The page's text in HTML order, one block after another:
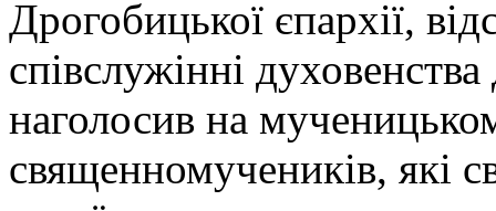
Дрогобицької єпархії,
співслужінні
наголосив на
священномучеників, які